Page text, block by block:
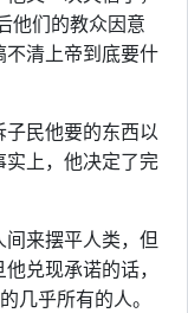
他们的教众因意
不清上帝到底要什
民他要的东西以
上，他决定了完
来摆平人类，但
兑现承诺的话，
几乎所有的人。